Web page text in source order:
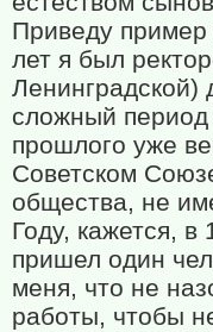
Приведу пример
лет я был
Ленинградской)
сложный период
прошлого уже
Советском
общества, не
Году, кажется,
пришел один
меня, что не
работы, чтобы